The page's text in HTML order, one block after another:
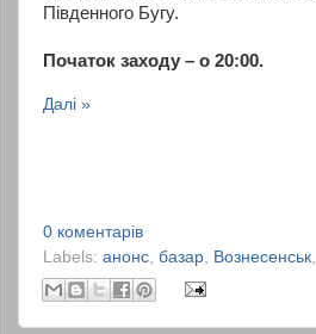
Південного Бугу.
Початок заходу – о 20:00.
Далі »
0 коментарів
Labels: анонс, базар, Вознесенськ,